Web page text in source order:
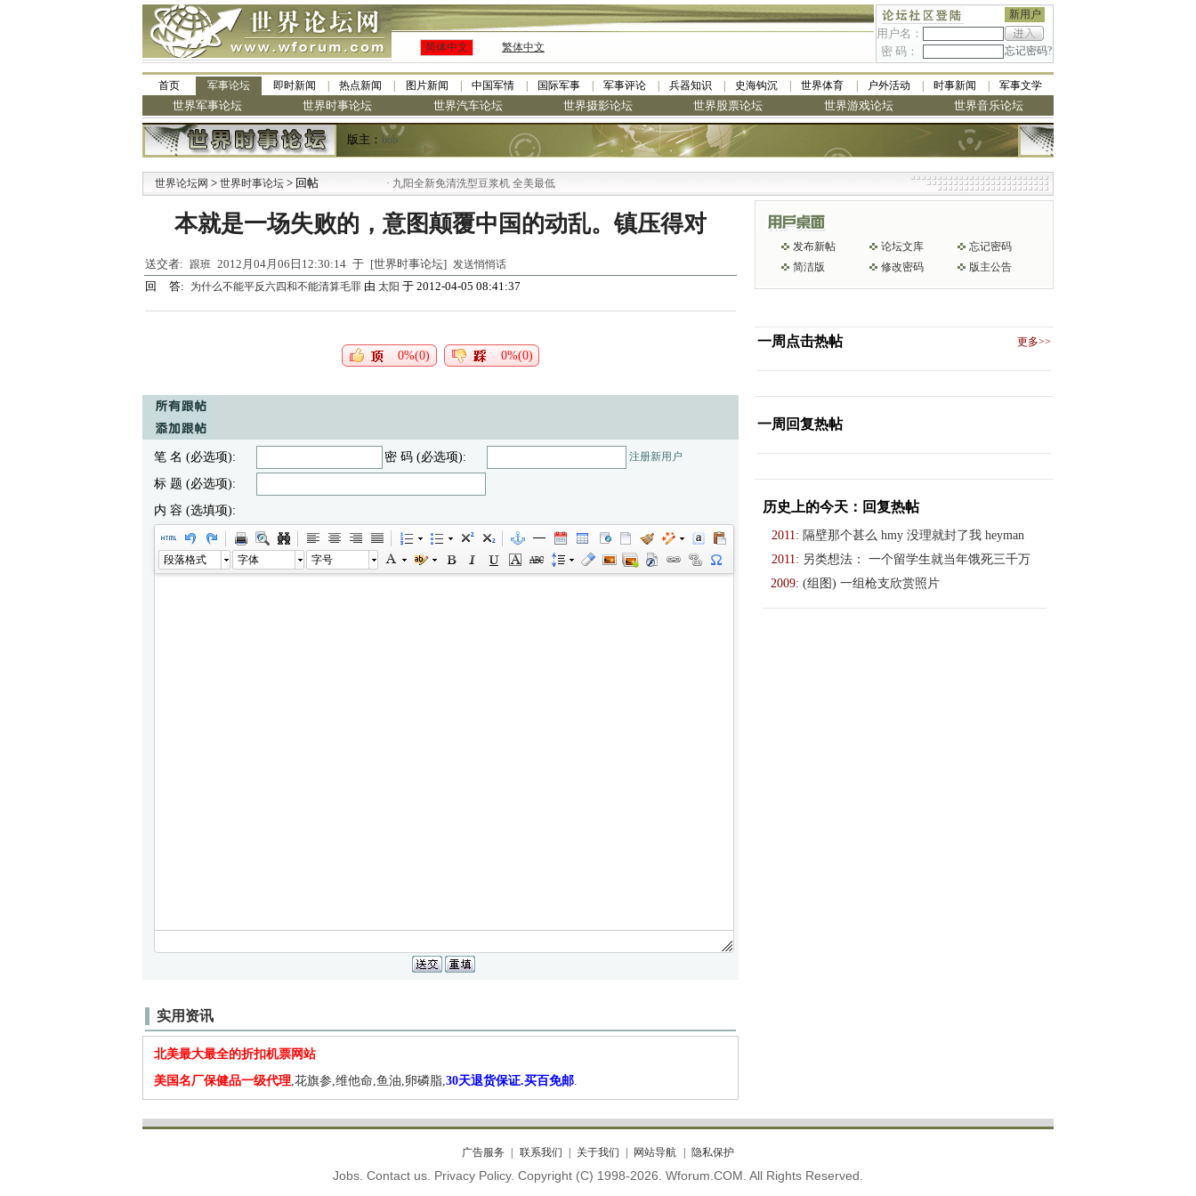
新用户
用户名：
密 码：
忘记密码?
简体中文 繁体中文
首页 军事论坛 即时新闻 热点新闻 图片新闻 中国军情 国际军事 军事评论 兵器知识 史海钩沉 世界体育 户外活动 时事新闻 军事文学
世界军事论坛 世界时事论坛 世界汽车论坛 世界摄影论坛 世界股票论坛 世界游戏论坛 世界音乐论坛
版主： bob
世界论坛网 > 世界时事论坛 > 回帖 九阳全新免清洗型豆浆机 全美最低
本就是一场失败的，意图颠覆中国的动乱。镇压得对
送交者: 跟班 2012月04月06日12:30:14 于 [世界时事论坛] 发送悄悄话
回 答: 为什么不能平反六四和不能清算毛罪 由 太阳 于 2012-04-05 08:41:37
0%(0) 0%(0)
笔 名 (必选项): 密 码 (必选项): 注册新用户
标 题 (必选项):
内 容 (选填项):
段落格式 字体 字号
实用资讯
北美最大最全的折扣机票网站
美国名厂保健品一级代理,花旗参,维他命,鱼油,卵磷脂,30天退货保证.买百免邮.
发布新帖 论坛文库
忘记密码
简洁版
修改密码 版主公告
一周点击热帖 更多>>
一周回复热帖
历史上的今天：回复热帖
2011: 隔壁那个甚么 hmy 没理就封了我 heyman
2011: 另类想法： 一个留学生就当年饿死三千万
2009: (组图) 一组枪支欣赏照片
广告服务 联系我们 关于我们 网站导航 隐私保护
Jobs. Contact us. Privacy Policy. Copyright (C) 1998-2026. Wforum.COM. All Rights Reserved.